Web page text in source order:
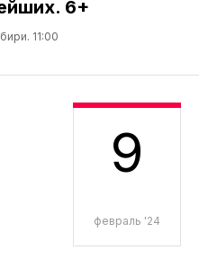
6+
11:00
9
февраль '24